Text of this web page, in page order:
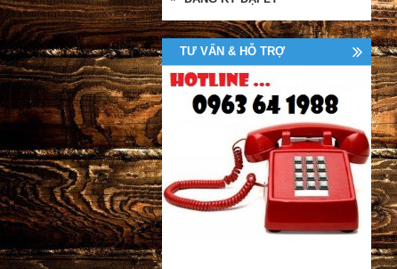
TƯ VẤN & HỖ TRỢ